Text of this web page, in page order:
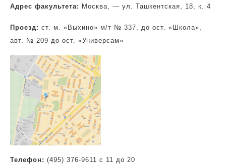
Адрес факультета: Москва, — ул. Ташкентская, 18, к. 4
Проезд: ст. м. «Выхино» м/т № 337, до ост. «Школа»,
авт. № 209 до ост. «Универсам»
Телефон: (495) 376-9611 с 11 до 20